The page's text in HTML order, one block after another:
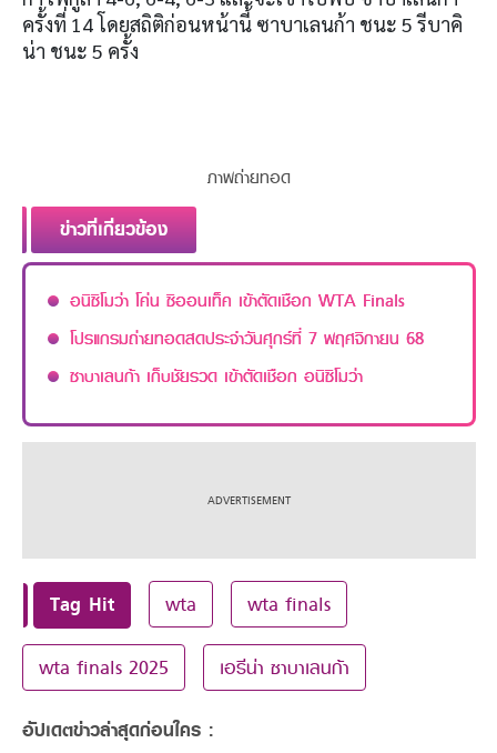
ครั้งที่ 14โดยสถิติก่อนหน้านี้ ซาบาเลนก้า ชนะ 5รีบาคิ
น่า ชนะ 5 ครั้ง
ภาพถ่ายทอด
ข่าวที่เกี่ยวข้อง
อนิซิโมว่า โค่น ซิออนเท็ค เข้าตัดเชือก WTA Finals
โปรแกรมถ่ายทอดสดประจำวันศุกร์ที่ 7 พฤศจิกายน 68
ซาบาเลนก้า เก็บชัยรวด เข้าตัดเชือก อนิซิโมว่า
Tag Hit wta wta finals
wta finals 2025 เอรีน่า ซาบาเลนก้า
อัปเดตข่าวล่าสุดก่อนใคร :